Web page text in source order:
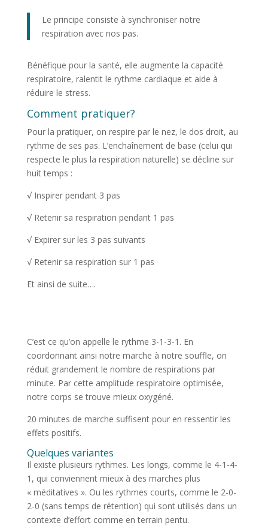
Le principe consiste à synchroniser notre
respiration avec nos pas.
Bénéfique pour la santé, elle augmente la capacité
respiratoire, ralentit le rythme cardiaque et aide à
réduire le stress.
Comment pratiquer?
Pour la pratiquer, on respire par le nez, le dos droit, au
rythme de ses pas. L’enchaînement de base (celui qui
respecte le plus la respiration naturelle) se décline sur
huit temps :
√ Inspirer pendant 3 pas
√ Retenir sa respiration pendant 1 pas
√ Expirer sur les 3 pas suivants
√ Retenir sa respiration sur 1 pas
Et ainsi de suite….
C’est ce qu’on appelle le rythme 3-1-3-1. En
coordonnant ainsi notre marche à notre souffle, on
réduit grandement le nombre de respirations par
minute. Par cette amplitude respiratoire optimisée,
notre corps se trouve mieux oxygéné.
20 minutes de marche suffisent pour en ressentir les
effets positifs.
Quelques variantes
Il existe plusieurs rythmes. Les longs, comme le 4-1-4-
1, qui conviennent mieux à des marches plus
« méditatives ». Ou les rythmes courts, comme le 2-0-
2-0 (sans temps de rétention) qui sont utilisés dans un
contexte d’effort comme en terrain pentu.